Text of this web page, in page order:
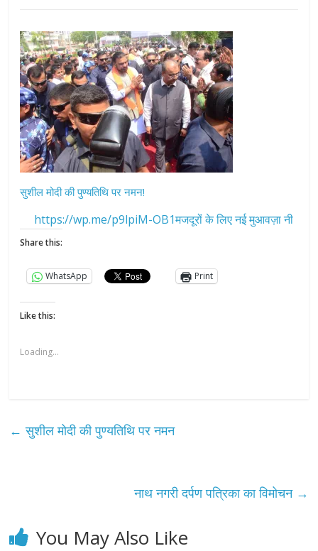
सुशील मोदी की पुण्यतिथि पर नमन!
https://wp.me/p9lpiM-OB1मजदूरों के लिए नई मुआवज़ा नी
Share this:
WhatsApp Print
Like this:
Loading...
← सुशील मोदी की पुण्यतिथि पर नमन
नाथ नगरी दर्पण पत्रिका का विमोचन →
You May Also Like